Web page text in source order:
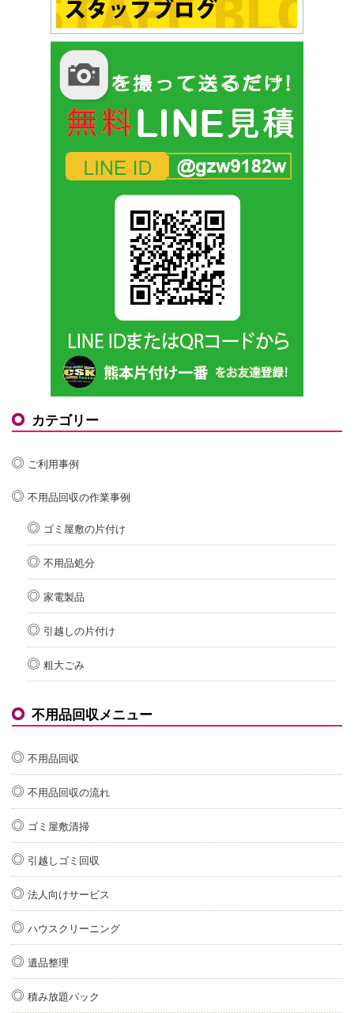
カテゴリー
ご利用事例
不用品回収の作業事例
ゴミ屋敷の片付け
不用品処分
家電製品
引越しの片付け
粗大ごみ
不用品回収メニュー
不用品回収
不用品回収の流れ
ゴミ屋敷清掃
引越しゴミ回収
法人向けサービス
ハウスクリーニング
遺品整理
積み放題パック